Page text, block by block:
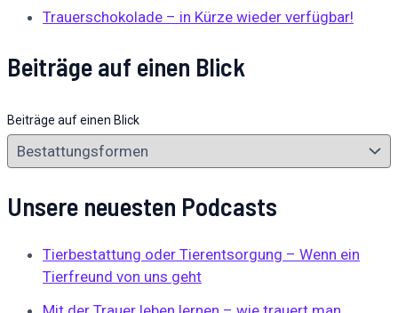
Trauerschokolade – in Kürze wieder verfügbar!
Beiträge auf einen Blick
Beiträge auf einen Blick
Unsere neuesten Podcasts
Tierbestattung oder Tierentsorgung – Wenn ein
Tierfreund von uns geht